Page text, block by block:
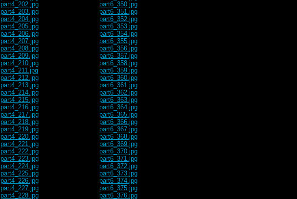
part4_202.jpg
part4_203.jpg
part4_204.jpg
part4_205.jpg
part4_206.jpg
part4_207.jpg
part4_208.jpg
part4_209.jpg
part4_210.jpg
part4_211.jpg
part4_212.jpg
part4_213.jpg
part4_214.jpg
part4_215.jpg
part4_216.jpg
part4_217.jpg
part4_218.jpg
part4_219.jpg
part4_220.jpg
part4_221.jpg
part4_222.jpg
part4_223.jpg
part4_224.jpg
part4_225.jpg
part4_226.jpg
part4_227.jpg
part4_228.jpg
part6_350.jpg
part6_351.jpg
part6_352.jpg
part6_353.jpg
part6_354.jpg
part6_355.jpg
part6_356.jpg
part6_357.jpg
part6_358.jpg
part6_359.jpg
part6_360.jpg
part6_361.jpg
part6_362.jpg
part6_363.jpg
part6_364.jpg
part6_365.jpg
part6_366.jpg
part6_367.jpg
part6_368.jpg
part6_369.jpg
part6_370.jpg
part6_371.jpg
part6_372.jpg
part6_373.jpg
part6_374.jpg
part6_375.jpg
part6_376.jpg